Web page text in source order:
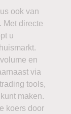
ook van
Met directe
u
en
via
tools,
maken.
koers door